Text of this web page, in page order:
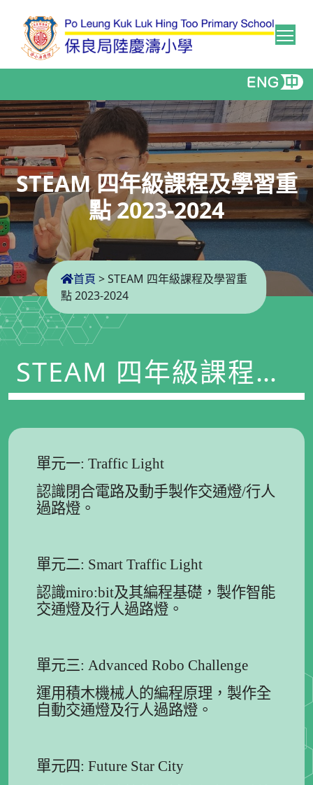
STEAM 四年級課程及學習重
點 2023-2024
首頁 >STEAM 四年級課程及學習重
點 2023-2024
STEAM 四年級課程及
學習重點 2023-2024
單元一: Traffic Light
認識閉合電路及動手製作交通燈/行人
過路燈。
單元二: Smart Traffic Light
認識miro:bit及其編程基礎，製作智能
交通燈及行人過路燈。
單元三: Advanced Robo Challenge
運用積木機械人的編程原理，製作全
自動交通燈及行人過路燈。
單元四: Future Star City